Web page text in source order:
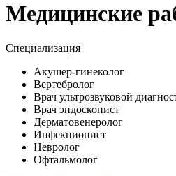
Медицинские
Специализация
Акушер-гинеколог
Вертебролог
Врач ультрозвуковой
Врач эндоскопист
Дерматовенеролог
Инфекционист
Невролог
Офтальмолог